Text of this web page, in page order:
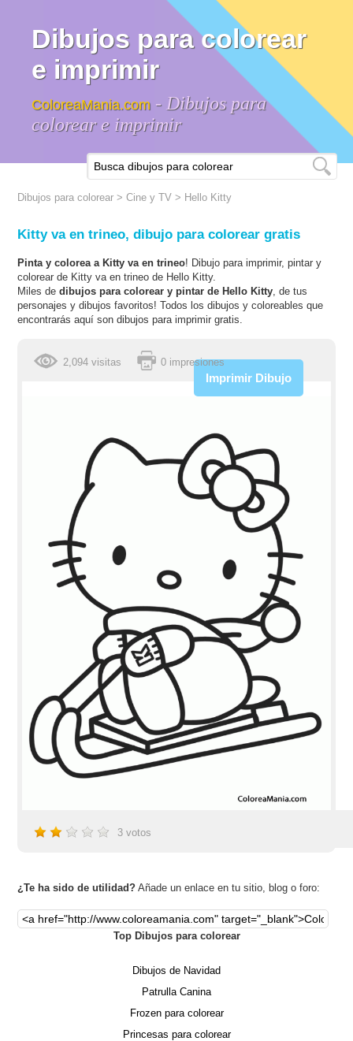
Dibujos para colorear
e imprimir
ColoreaMania.com - Dibujos para
colorear e imprimir
Dibujos para colorear >Cine y TV > Hello Kitty
Kitty va en trineo, dibujo para colorear gratis
Pinta y colorea a Kitty va en trineo! Dibujo para imprimir, pintar y
colorear de Kitty va en trineo de Hello Kitty.
Miles dedibujos para colorear y pintar de Hello Kitty, de tus
personajes y dibujos favoritos! Todos los dibujos y coloreables que
encontrarás aquí son dibujos para imprimir gratis.
2,094 visitas 0 impresiones
Imprimir Dibujo
3 votos
¿Te ha sido de utilidad? Añade un enlace en tu sitio, blog o foro:
Top Dibujos para colorear
Dibujos de Navidad
Patrulla Canina
Frozen para colorear
Princesas para colorear